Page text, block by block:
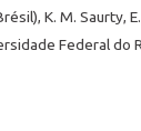
K. M. Saurty,
Federal do